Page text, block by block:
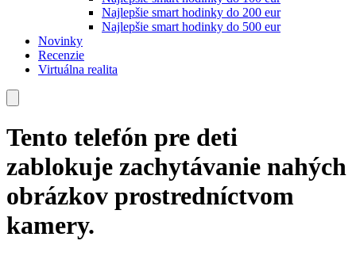
Najlepšie smart hodinky do 200 eur
Najlepšie smart hodinky do 500 eur
Novinky
Recenzie
Virtuálna realita
Tento telefón pre deti
zablokuje zachytávanie nahých
obrázkov prostredníctvom
kamery.